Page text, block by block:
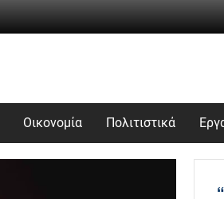
Οικονομία Πολιτιστικά